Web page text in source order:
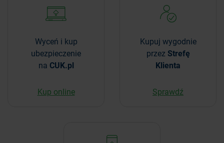
Wyceń i kup
ubezpieczenie
na CUK.pl
Kup online
Kupuj wygodnie
przez Strefę
Klienta
Sprawdź